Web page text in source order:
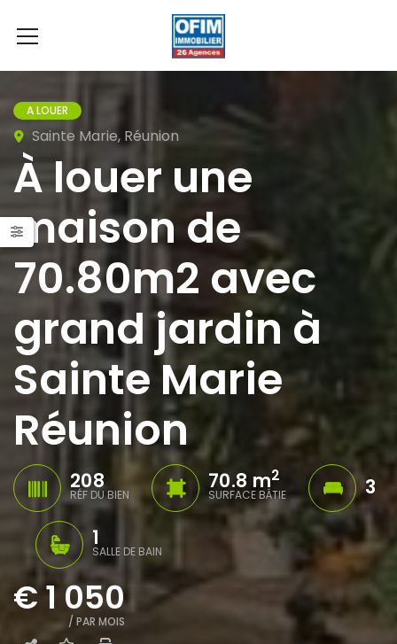
A LOUER
Sainte Marie, Réunion
À louer une
maison de
70.80m2 avec
grand jardin à
Sainte Marie
Réunion
208
RÉF DU BIEN
70.8 m2
SURFACE BÂTIE
3
1
SALLE DE BAIN
€ 1 050
/ PAR MOIS